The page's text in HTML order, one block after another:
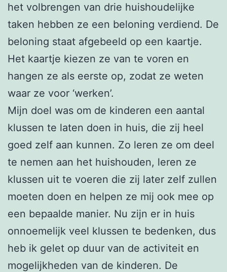
het volbrengen van drie huishoudelijke
taken hebben ze een beloning verdiend. De
beloning staat afgebeeld op een kaartje.
Het kaartje kiezen ze van te voren en
hangen ze als eerste op, zodat ze weten
waar ze voor ‘werken’.
Mijn doel was om de kinderen een aantal
klussen te laten doen in huis, die zij heel
goed zelf aan kunnen. Zo leren ze om deel
te nemen aan het huishouden, leren ze
klussen uit te voeren die zij later zelf zullen
moeten doen en helpen ze mij ook mee op
een bepaalde manier. Nu zijn er in huis
onnoemelijk veel klussen te bedenken, dus
heb ik gelet op duur van de activiteit en
mogelijkheden van de kinderen. De